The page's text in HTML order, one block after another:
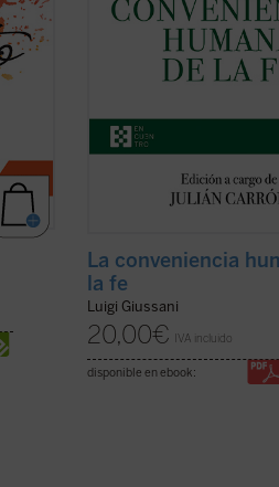
La conveniencia
la fe
Luigi Giussani
20,00€ IVA incluido
disponible en ebook: